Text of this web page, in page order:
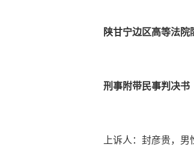
陕甘宁边区高等法院
刑事附带民事判决书
上诉人：封彦贵，